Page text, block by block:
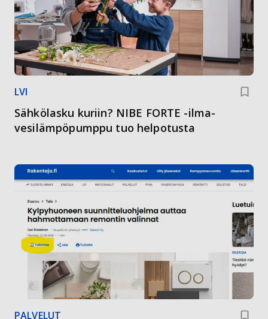
LVI
Sähkölasku kuriin? NIBE FORTE -ilma-
vesilämpöpumppu tuo helpotusta
PALVELUT